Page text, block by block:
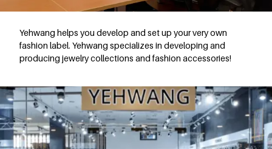
Yehwang helps you develop and set up your very own
fashion label. Yehwang specializes in developing and
producing jewelry collections and fashion accessories!